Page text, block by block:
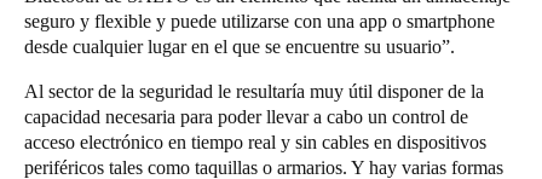
seguro y flexible y puede utilizarse con una app o smartphone
desde cualquier lugar en el que se encuentre su usuario”.
Al sector de la seguridad le resultaría muy útil disponer de la
capacidad necesaria para poder llevar a cabo un control de
acceso electrónico en tiempo real y sin cables en dispositivos
periféricos tales como taquillas o armarios. Y hay varias formas